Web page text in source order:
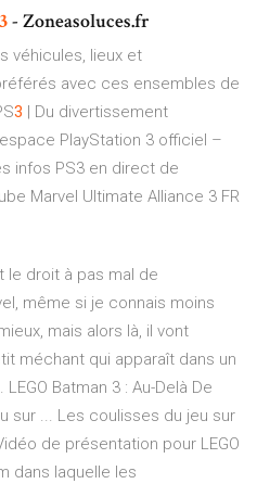
3- Zoneasoluces.fr
véhicules, lieux et
avec ces ensembles de
3 | Du divertissement
PlayStation 3 officiel –
infos PS3 en direct de
Marvel Ultimate Alliance 3 FR
le droit à pas mal de
même si je connais moins
mais alors là, il vont
méchant qui apparaît dans un
Batman 3 : Au-Delà De
sur ... Les coulisses du jeu sur
de présentation pour LEGO
dans laquelle les